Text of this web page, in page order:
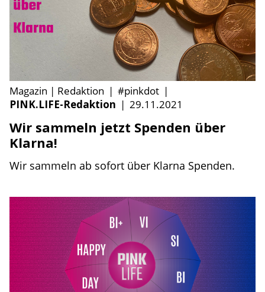
Magazin | Redaktion | #pinkdot |
PINK.LIFE-Redaktion | 29.11.2021
Wir sammeln jetzt Spenden über
Klarna!
Wir sammeln ab sofort über Klarna Spenden.